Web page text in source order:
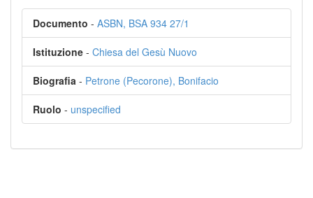
Documento - ASBN, BSA 934 27/1
Istituzione - Chiesa del Gesù Nuovo
Biografia - Petrone (Pecorone), Bonifacio
Ruolo - unspecified